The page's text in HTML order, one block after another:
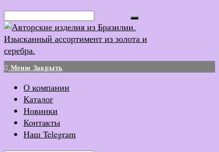
Перейти
к
содержимому
Меню Закрыть
О компании
Каталог
Новинки
Контакты
Наш Telegram